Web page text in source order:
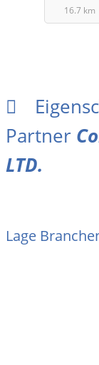
16.7 km
Partner
LTD.
Lage